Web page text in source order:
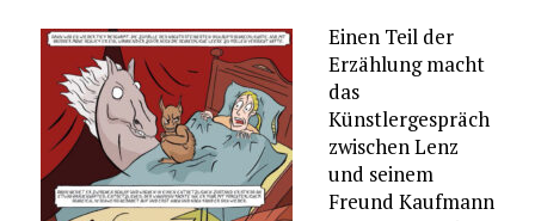
Einen Teil der
Erzählung macht
das
Künstlergespräch
zwischen Lenz
und seinem
Freund Kaufmann